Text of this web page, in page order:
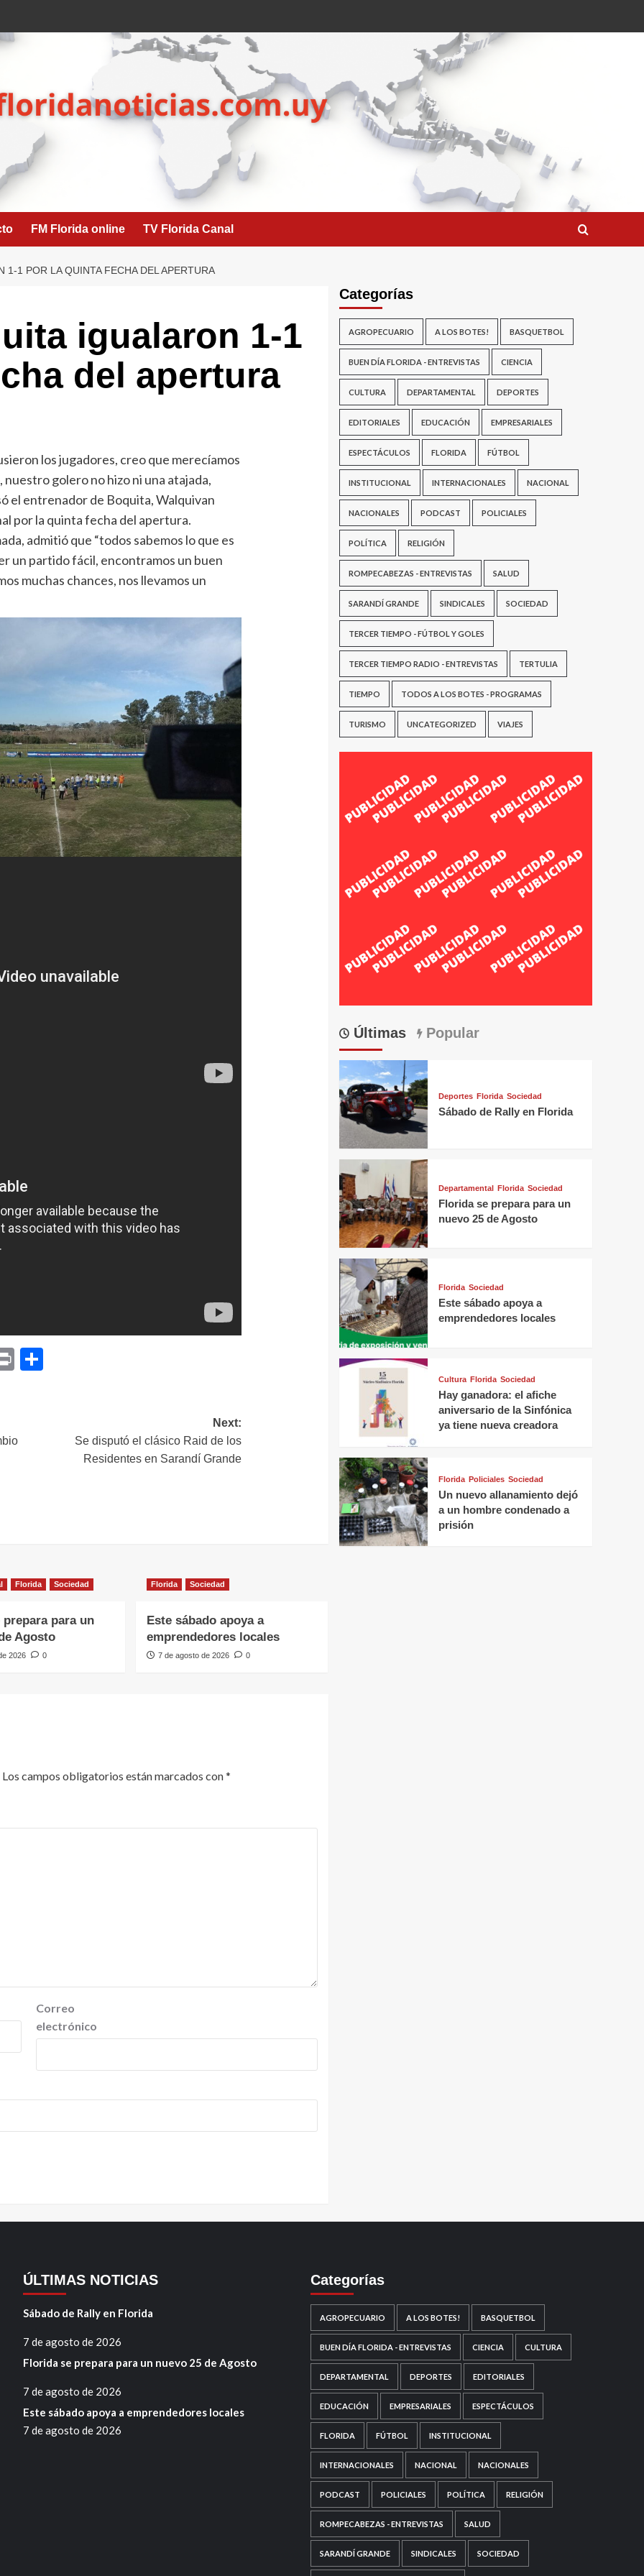
FM Florida online TV Florida Canal
1-1 POR LA QUINTA FECHA DEL APERTURA
igualaron 1-1
del apertura
los jugadores, creo que merecíamos
golero no hizo ni una atajada,
el entrenador de Boquita, Walquivan
por la quinta fecha del apertura.
admitió que “todos sabemos lo que es
un partido fácil, encontramos un buen
muchas chances, nos llevamos un
Print
Next:
Se disputó el clásico Raid de los
Residentes en Sarandí Grande
Florida Sociedad
prepara para un
Agosto
2026 0
Florida Sociedad
Este sábado apoya a
emprendedores locales
7 de agosto de 2026 0
Los campos obligatorios están marcados con*
Correo
electrónico
Categorías
AGROPECUARIO A LOS BOTES! BASQUETBOL
BUEN DÍA FLORIDA - ENTREVISTAS CIENCIA
CULTURA DEPARTAMENTAL DEPORTES
EDITORIALES EDUCACIÓN EMPRESARIALES
ESPECTÁCULOS FLORIDA FÚTBOL
INSTITUCIONAL INTERNACIONALES NACIONAL
NACIONALES PODCAST POLICIALES
POLÍTICA RELIGIÓN
ROMPECABEZAS - ENTREVISTAS SALUD
SARANDÍ GRANDE SINDICALES SOCIEDAD
TERCER TIEMPO - FÚTBOL Y GOLES
TERCER TIEMPO RADIO - ENTREVISTAS TERTULIA
TIEMPO TODOS A LOS BOTES - PROGRAMAS
TURISMO UNCATEGORIZED VIAJES
Últimas Popular
Deportes Florida Sociedad
Sábado de Rally en Florida
Departamental Florida Sociedad
Florida se prepara para un
nuevo 25 de Agosto
Florida Sociedad
Este sábado apoya a
emprendedores locales
Cultura Florida Sociedad
Hay ganadora: el afiche
aniversario de la Sinfónica
ya tiene nueva creadora
Florida Policiales Sociedad
Un nuevo allanamiento dejó
a un hombre condenado a
prisión
ÚLTIMAS NOTICIAS
Sábado de Rally en Florida
7 de agosto de 2026
Florida se prepara para un nuevo 25 de Agosto
7 de agosto de 2026
Este sábado apoya a emprendedores locales
7 de agosto de 2026
Categorías
AGROPECUARIO A LOS BOTES! BASQUETBOL
BUEN DÍA FLORIDA - ENTREVISTAS CIENCIA CULTURA
DEPARTAMENTAL DEPORTES EDITORIALES
EDUCACIÓN EMPRESARIALES ESPECTÁCULOS
FLORIDA FÚTBOL INSTITUCIONAL
INTERNACIONALES NACIONAL NACIONALES
PODCAST POLICIALES POLÍTICA RELIGIÓN
ROMPECABEZAS - ENTREVISTAS SALUD
SARANDÍ GRANDE SINDICALES SOCIEDAD